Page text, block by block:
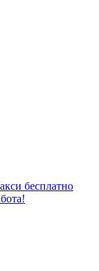
бесплатно